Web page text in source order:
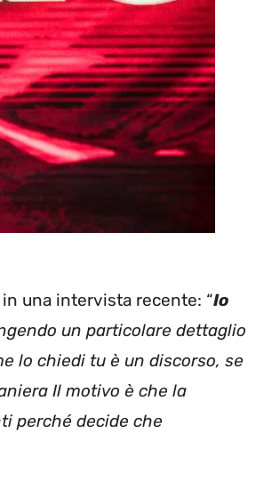
una intervista recente: “Io
un particolare dettaglio
lo chiedi tu è un discorso, se
Il motivo è che la
perché decide che